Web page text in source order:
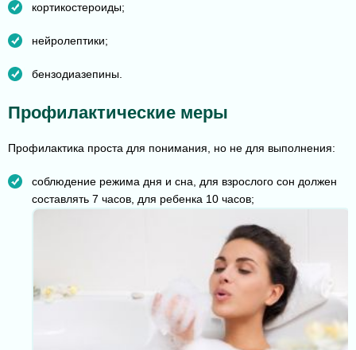
кортикостероиды;
нейролептики;
бензодиазепины.
Профилактические меры
Профилактика проста для понимания, но не для выполнения:
соблюдение режима дня и сна, для взрослого сон должен
составлять 7 часов, для ребенка 10 часов;